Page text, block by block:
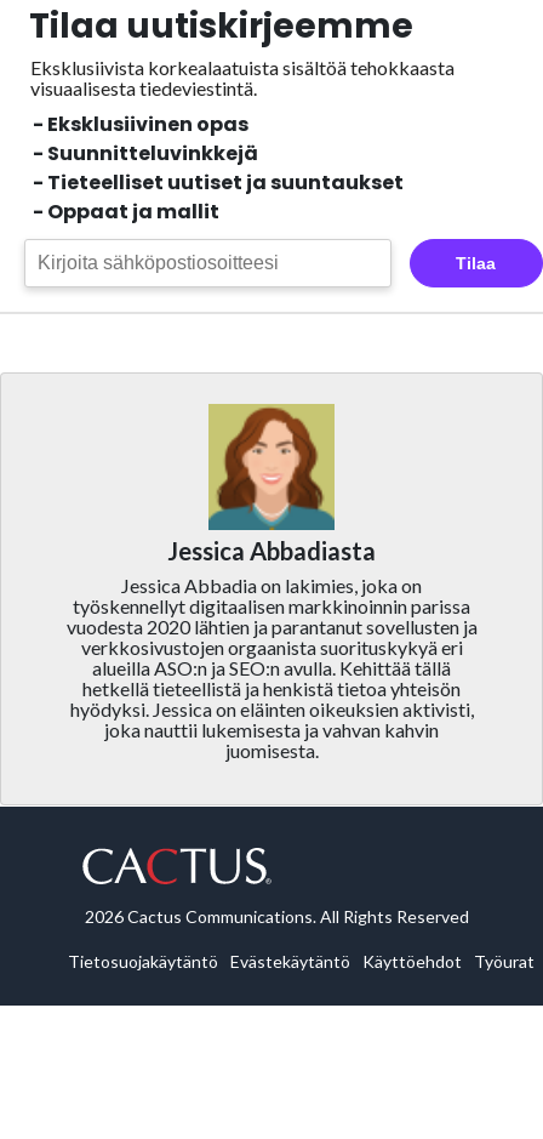
Tilaa uutiskirjeemme
Eksklusiivista korkealaatuista sisältöä tehokkaasta
visuaalisestatiedeviestintä.
- Eksklusiivinen opas
- Suunnitteluvinkkejä
- Tieteelliset uutiset ja suuntaukset
- Oppaat ja mallit
Tilaa
Jessica Abbadiasta
Jessica Abbadia on lakimies, joka on
työskennellyt digitaalisen markkinoinnin parissa
vuodesta 2020 lähtien ja parantanut sovellusten ja
verkkosivustojen orgaanista suorituskykyä eri
alueilla ASO:n ja SEO:n avulla. Kehittää tällä
hetkellä tieteellistä ja henkistä tietoa yhteisön
hyödyksi. Jessica on eläinten oikeuksien aktivisti,
joka nauttii lukemisesta ja vahvan kahvin
juomisesta.
2026 Cactus Communications. All Rights Reserved
Tietosuojakäytäntö Evästekäytäntö Käyttöehdot Työurat